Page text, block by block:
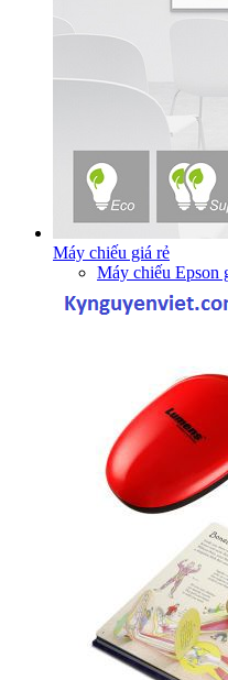
Máy chiếu giá rẻ
Máy chiếu Epson